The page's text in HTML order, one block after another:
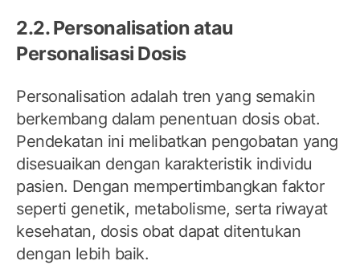
2.2. Personalisation atau
Personalisasi Dosis
Personalisation adalah tren yang semakin
berkembang dalam penentuan dosis obat.
Pendekatan ini melibatkan pengobatan yang
disesuaikan dengan karakteristik individu
pasien. Dengan mempertimbangkan faktor
seperti genetik, metabolisme, serta riwayat
kesehatan, dosis obat dapat ditentukan
dengan lebih baik.